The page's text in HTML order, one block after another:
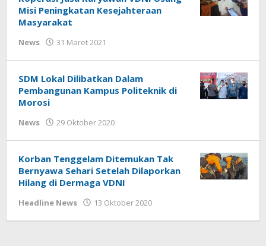
Misi Peningkatan Kesejahteraan
Masyarakat
News 31 Maret 2021
Kabar
SDM Lokal Dilibatkan Dalam
Pembangunan Kampus Politeknik di
Morosi
News 29 Oktober 2020
Kabar
Korban Tenggelam Ditemukan Tak
Bernyawa Sehari Setelah Dilaporkan
Hilang di Dermaga VDNI
Headline News 13 Oktober 2020
Kabar